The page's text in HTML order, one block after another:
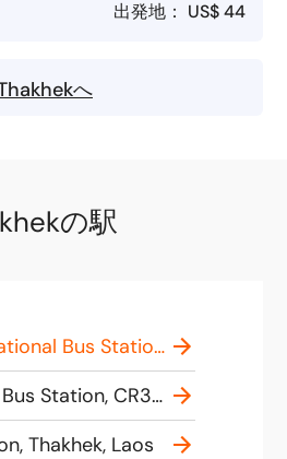
出発地： US$ 44
へ
の駅
Thakhek International Bus Station, CR3M+GXG, Thakhek, Laos
Inter Provincial Bus Station, CR3P+G2 Thakhek, Laos
Thakhek, Laos